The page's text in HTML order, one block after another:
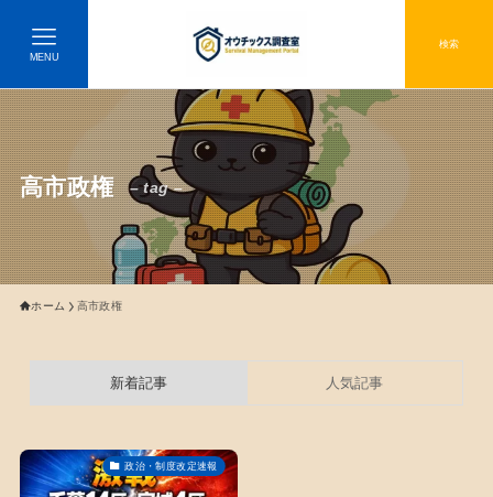
検索
MENU
高市政権 – tag –
ホーム 高市政権
新着記事 人気記事
政治・制度改定速報